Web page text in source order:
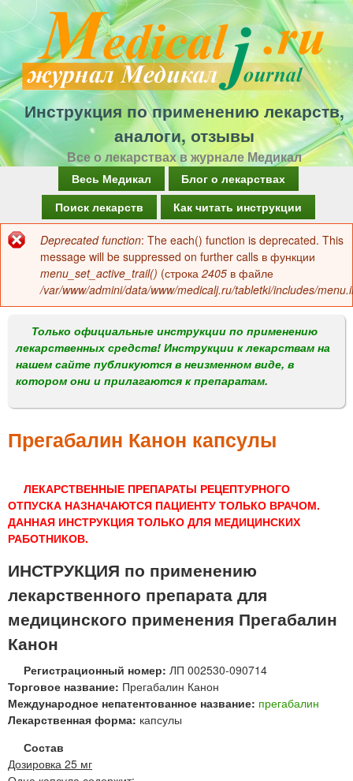
Перейти
к
основному
содержанию
Инструкция по применению лекарств,
аналоги, отзывы
Все о лекарствах в журнале Медикал
а
в
о
м
е
н
Весь Медикал
Блог о лекарствах
Поиск лекарств
Как читать инструкции
Сообщение
об
ошибке
Deprecated function: The each() function is deprecated. This
message will be suppressed on further calls в функции
menu_set_active_trail() (строка 2405 в файле
/var/www/admini/data/www/medicalj.ru/tabletki/includes/
Только официальные инструкции по применению
лекарственных средств! Инструкции к лекарствам на
нашем сайте публикуются в неизменном виде, в
котором они и прилагаются к препаратам.
Прегабалин Канон капсулы
ЛЕКАРСТВЕННЫЕ ПРЕПАРАТЫ РЕЦЕПТУРНОГО
ОТПУСКА НАЗНАЧАЮТСЯ ПАЦИЕНТУ ТОЛЬКО ВРАЧОМ.
ДАННАЯ ИНСТРУКЦИЯ ТОЛЬКО ДЛЯ МЕДИЦИНСКИХ
РАБОТНИКОВ.
ИНСТРУКЦИЯ по применению
лекарственного препарата для
медицинского применения Прегабалин
Канон
Регистрационный номер: ЛП 002530-090714
Торговое название: Прегабалин Канон
Международное непатентованное название: прегабалин
Лекарственная форма: капсулы
Состав
Дозировка 25 мг